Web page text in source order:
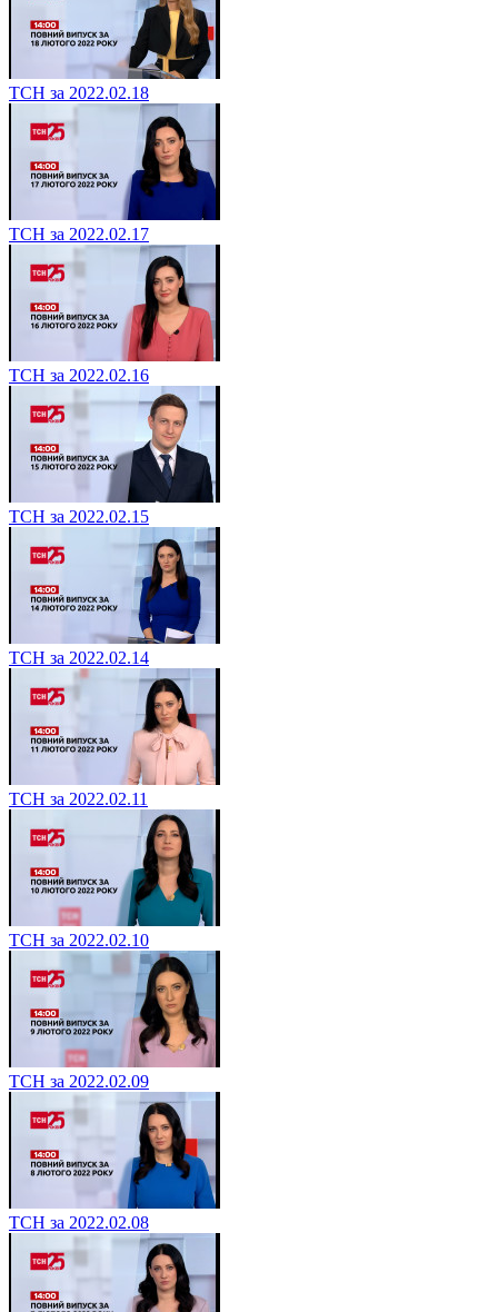
ТСН за 2022.02.18
ТСН за 2022.02.17
ТСН за 2022.02.16
ТСН за 2022.02.15
ТСН за 2022.02.14
ТСН за 2022.02.11
ТСН за 2022.02.10
ТСН за 2022.02.09
ТСН за 2022.02.08